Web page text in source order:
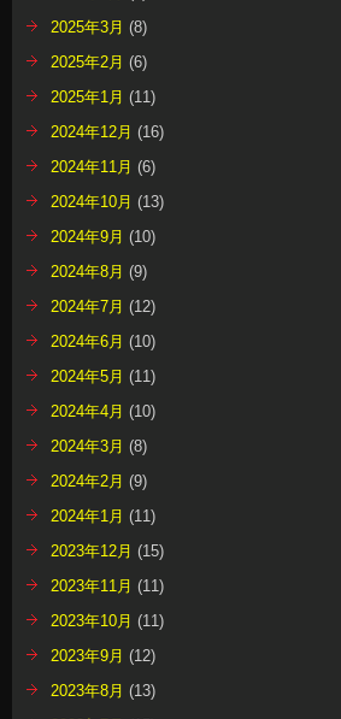
2025年3月 (8)
2025年2月 (6)
2025年1月 (11)
2024年12月 (16)
2024年11月 (6)
2024年10月 (13)
2024年9月 (10)
2024年8月 (9)
2024年7月 (12)
2024年6月 (10)
2024年5月 (11)
2024年4月 (10)
2024年3月 (8)
2024年2月 (9)
2024年1月 (11)
2023年12月 (15)
2023年11月 (11)
2023年10月 (11)
2023年9月 (12)
2023年8月 (13)